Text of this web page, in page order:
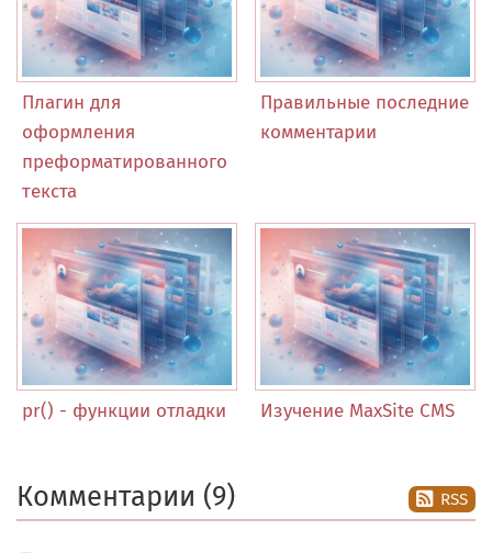
Плагин для
оформления
преформатированного
текста
Правильные последние
комментарии
pr() - функции отладки Изучение MaxSite CMS
Комментарии (9) RSS